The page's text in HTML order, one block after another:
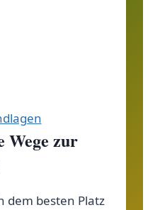
Wege zur
dem besten Platz